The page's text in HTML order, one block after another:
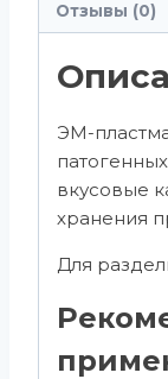
Отзывы (0)
ЭМ-
вкусовые
хранения
Для